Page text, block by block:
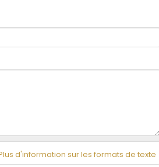
d'information sur les formats de texte